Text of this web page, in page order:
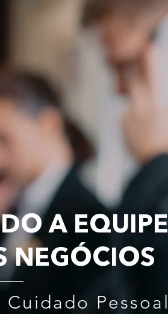
A EQUIPE
NEGÓCIOS
Pessoal